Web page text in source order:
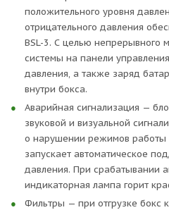
Трехточечным креплением
креплениями для фиксации
Гермомолния —
изолированного бокса
жидкостей и защищает от
среды. Обеспечивает
исключая потерю давления
Дополнительные опции —
индивидуальной сумке для
транспортировки, также по
может быть дополнен
складные переносные
положительного уровня
отрицательного давления
BSL-3. С целью непрерывного
системы на панели
давления, а также заряд
внутри бокса.
Аварийная сигнализация —
звуковой и визуальной
о нарушении режимов работы
запускает автоматическое
давления. При срабатывании
индикаторная лампа горит
Фильтры — при отгрузке бокс